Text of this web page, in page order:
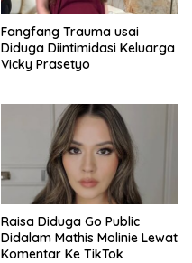
Fangfang Trauma usai
Diduga Diintimidasi Keluarga
Vicky Prasetyo
Raisa Diduga Go Public
Didalam Mathis Molinie Lewat
Komentar Ke TikTok